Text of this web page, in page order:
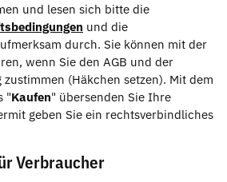
und lesen sich bitte die
und die
durch. Sie können mit der
wenn Sie den AGB und der
(Häkchen setzen). Mit dem
"Kaufen" übersenden Sie Ihre
geben Sie ein rechtsverbindliches
Verbraucher